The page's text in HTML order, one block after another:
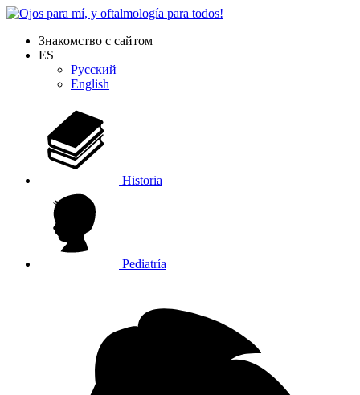
Знакомство с сайтом
ES
Русский
English
Historia
Pediatría